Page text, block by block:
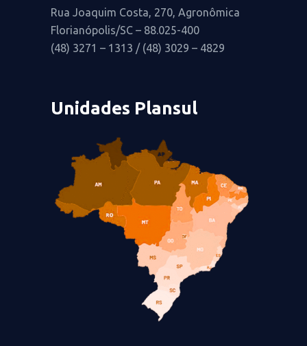
Rua Joaquim Costa, 270, Agronômica
Florianópolis/SC – 88.025-400
(48) 3271 – 1313 / (48) 3029 – 4829
Unidades Plansul